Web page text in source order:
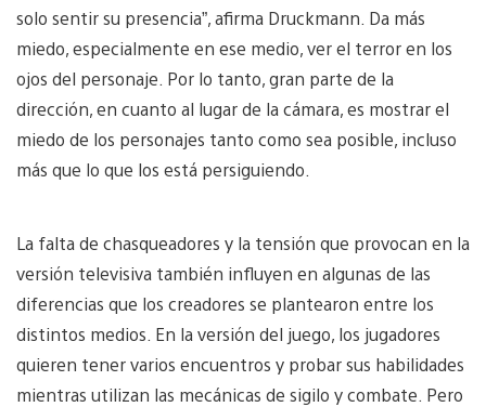
solo sentir su presencia”, afirma Druckmann. Da más
miedo, especialmente en ese medio, ver el terror en los
ojos del personaje. Por lo tanto, gran parte de la
dirección, en cuanto al lugar de la cámara, es mostrar el
miedo de los personajes tanto como sea posible, incluso
más que lo que los está persiguiendo.
La falta de chasqueadores y la tensión que provocan en la
versión televisiva también influyen en algunas de las
diferencias que los creadores se plantearon entre los
distintos medios. En la versión del juego, los jugadores
quieren tener varios encuentros y probar sus habilidades
mientras utilizan las mecánicas de sigilo y combate. Pero